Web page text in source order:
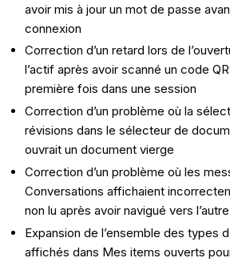
avoir mis à jour un mot de passe
connexion
Correction d’un retard lors de
l’actif après avoir scanné un code
première fois dans une session
Correction d’un problème où la
révisions dans le sélecteur de
ouvrait un document vierge
Correction d’un problème où les
Conversations affichaient
non lu après avoir navigué vers l’autre
Expansion de l’ensemble des types
affichés dans Mes items ouverts